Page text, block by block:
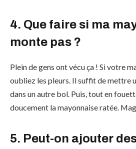
4. Que faire si ma
monte pas ?
Plein de gens ont vécu ça ! Si votre
oubliez les pleurs. Il suffit de mettre
dans un autre bol. Puis, tout en
doucement la mayonnaise ratée.
5. Peut-on ajouter